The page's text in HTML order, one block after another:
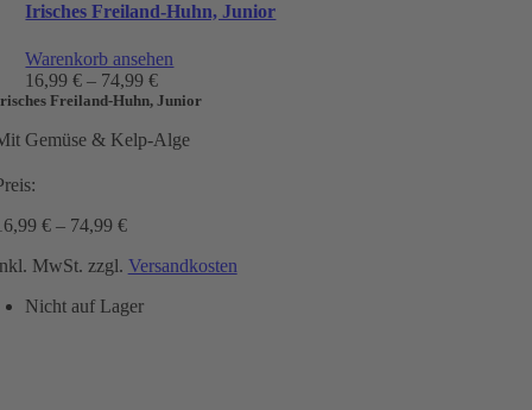
Irisches Freiland-Huhn, Junior
Warenkorb ansehen
16,99€ – 74,99€
Freiland-Huhn, Junior
Gemüse & Kelp-Alge
€– 74,99 €
MwSt. zzgl. Versandkosten
Nicht auf Lager